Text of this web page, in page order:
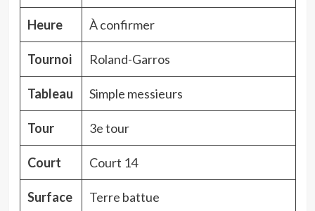
Heure À confirmer
Tournoi Roland-Garros
Tableau Simple messieurs
Tour 3e tour
Court Court 14
Surface Terre battue